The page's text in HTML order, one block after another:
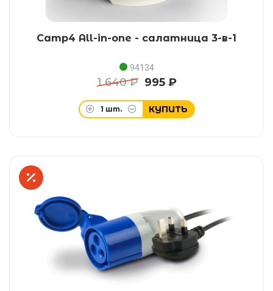
Camp4 All-in-one - салатница 3-в-1
94134
1 640 ₽ 995 ₽
1 шт. КУПИТЬ